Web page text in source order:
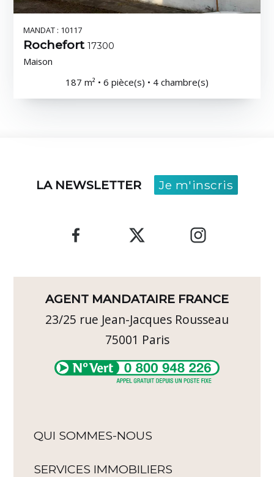
MANDAT : 10117
Rochefort17300
Maison
187 m² • 6 pièce(s) • 4 chambre(s)
LA NEWSLETTER Je m'inscris
AGENT MANDATAIRE FRANCE
23/25 rue Jean-Jacques Rousseau
75001 Paris
QUI SOMMES-NOUS
SERVICES IMMOBILIERS